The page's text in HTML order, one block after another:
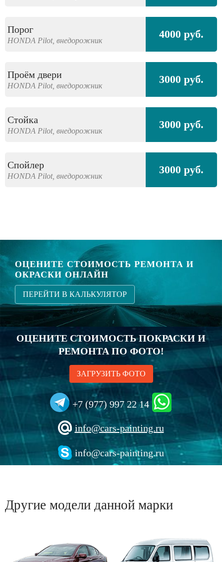
Порог
HONDA Pilot, внедорожник 4000 руб.
Проём двери
HONDA Pilot, внедорожник 3000 руб.
Стойка
HONDA Pilot, внедорожник 3000 руб.
Спойлер
HONDA Pilot, внедорожник 3000 руб.
ОЦЕНИТЕ СТОИМОСТЬ РЕМОНТА И
ОКРАСКИ ОНЛАЙН
ПЕРЕЙТИ В КАЛЬКУЛЯТОР
ОЦЕНИТЕ СТОИМОСТЬ ПОКРАСКИ И
РЕМОНТА ПО ФОТО!
ЗАГРУЗИТЬ ФОТО
+7 (977) 997 22 14
info@cars-painting.ru
info@cars-painting.ru
Другие модели данной марки